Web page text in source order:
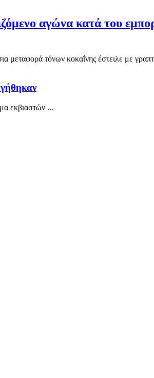
αγώνα κατά του
μεταφορά τόνων κοκαΐνης έστειλε με
εκβιαστών ...